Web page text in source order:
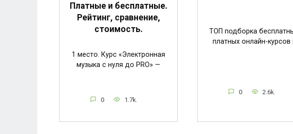
Платные и бесплатные.
Рейтинг, сравнение,
стоимость.
1 место. Курс «Электронная
музыка с нуля до PRO» —
0 1.7k.
ТОП подборка
платных онлайн-курсов
0 2.6k.